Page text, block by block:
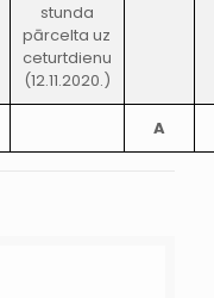
stunda
pārcelta uz
ceturtdienu
(12.11.2020.)
A